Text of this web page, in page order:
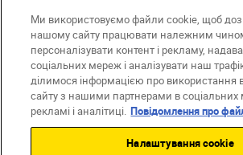
Повідомлення про файли cookie
Налаштування Cookie
© 2026 Nikon
Back
Ми використовуємо файли cookie, щоб
нашому сайту працювати належним
персоналізувати контент і рекламу,
соціальних мереж і аналізувати наш
ділимося інформацією про використання
сайту з нашими партнерами в соціальних
рекламі і аналітиці. Повідомлення про
Налаштування cookie